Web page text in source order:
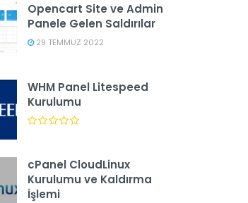
Opencart Site ve Admin
Panele Gelen Saldırılar
29 TEMMUZ 2022
WHM Panel Litespeed
Kurulumu
cPanel CloudLinux
Kurulumu ve Kaldırma
İşlemi